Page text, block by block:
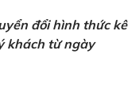
đổi hình thức kê
khách từ ngày